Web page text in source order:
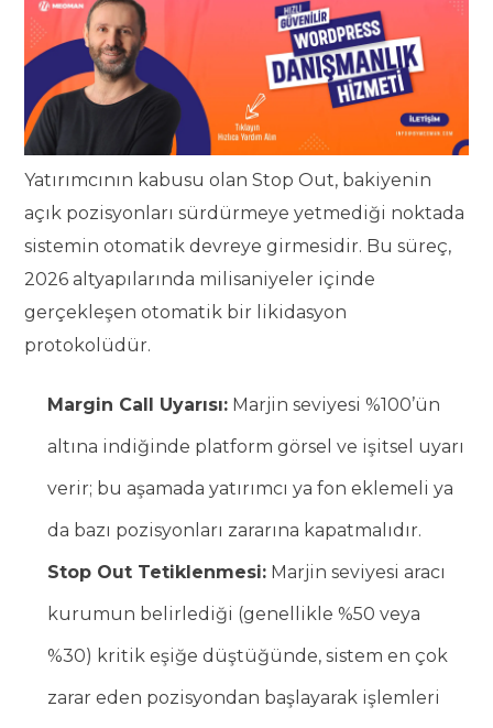
Yatırımcının kabusu olan Stop Out, bakiyenin
açık pozisyonları sürdürmeye yetmediği noktada
sistemin otomatik devreye girmesidir. Bu süreç,
2026 altyapılarında milisaniyeler içinde
gerçekleşen otomatik bir likidasyon
protokolüdür.
Margin Call Uyarısı: Marjin seviyesi %100’ün
altına indiğinde platform görsel ve işitsel uyarı
verir; bu aşamada yatırımcı ya fon eklemeli ya
da bazı pozisyonları zararına kapatmalıdır.
Stop Out Tetiklenmesi: Marjin seviyesi aracı
kurumun belirlediği (genellikle %50 veya
%30) kritik eşiğe düştüğünde, sistem en çok
zarar eden pozisyondan başlayarak işlemleri